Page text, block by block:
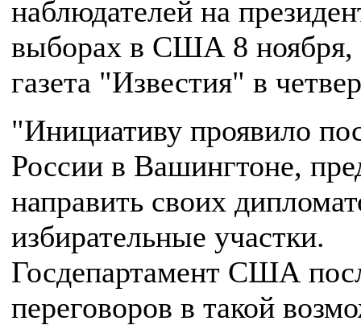
наблюдателей на
выборах в США 8 ноября,
газета "Известия" в
"Инициативу проявило
России в Вашингтоне,
направить своих
избирательные участки.
Госдепартамент США
переговоров в такой